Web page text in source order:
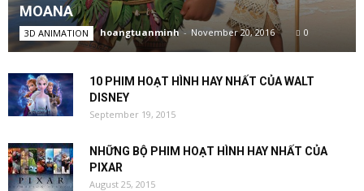
MOANA
3D ANIMATION hoangtuanminh - November 20, 2016 0
10 PHIM HOẠT HÌNH HAY NHẤT CỦA WALT
DISNEY
September 19, 2015
NHỮNG BỘ PHIM HOẠT HÌNH HAY NHẤT CỦA
PIXAR
August 25, 2015